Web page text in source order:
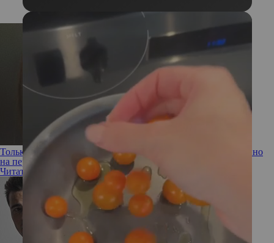
Только спокойствие! 5 советов, как чувствовать себя уверенно
на первом свидании
Читать полностью